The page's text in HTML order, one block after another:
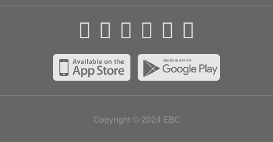
Copyright © 2024 EBC